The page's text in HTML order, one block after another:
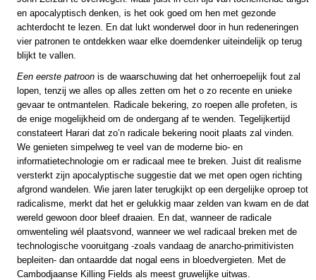
en apocalyptisch denken, is het ook goed om hen met gezonde
achterdocht te lezen. En dat lukt wonderwel door in hun redeneringen
vier patronen te ontdekken waar elke doemdenker uiteindelijk op terug
blijkt te vallen.
Een eerste patroon is de waarschuwing dat het onherroepelijk fout zal
lopen, tenzij we alles op alles zetten om het o zo recente en unieke
gevaar te ontmantelen. Radicale bekering, zo roepen alle profeten, is
de enige mogelijkheid om de ondergang af te wenden. Tegelijkertijd
constateert Harari dat zo’n radicale bekering nooit plaats zal vinden.
We genieten simpelweg te veel van de moderne bio- en
informatietechnologie om er radicaal mee te breken. Juist dit realisme
versterkt zijn apocalyptische suggestie dat we met open ogen richting
afgrond wandelen. Wie jaren later terugkijkt op een dergelijke oproep tot
radicalisme, merkt dat het er gelukkig maar zelden van kwam en de dat
wereld gewoon door bleef draaien. En dat, wanneer de radicale
omwenteling wél plaatsvond, wanneer we wel radicaal breken met de
technologische vooruitgang -zoals vandaag de anarcho-primitivisten
bepleiten- dan ontaardde dat nogal eens in bloedvergieten. Met de
Cambodjaanse Killing Fields als meest gruwelijke uitwas.